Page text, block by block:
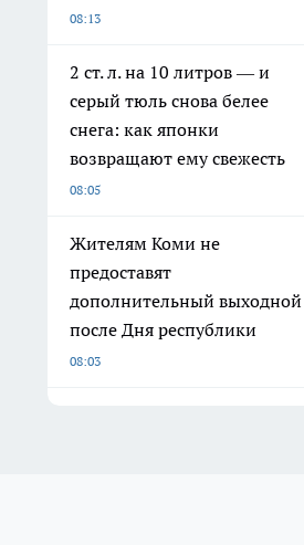
08:13
2 ст. л. на 10 литров — и
серый тюль снова белее
снега: как японки
возвращают ему свежесть
08:05
Жителям Коми не
предоставят
дополнительный выходной
после Дня республики
08:03